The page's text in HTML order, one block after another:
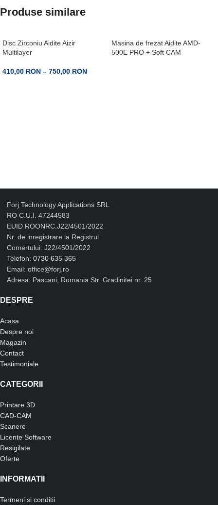
Produse similare
Disc Zirconiu Aidite Aizir
Multilayer
410,00 RON – 750,00 RON
Masina de frezat Aidite AMD-
500E PRO + Soft CAM
Forj Technology Applications SRL
RO C.U.I. 47244583
EUID ROONRC.J22/4501/2022
Nr. de inregistrare la Registrul
Comertului: J22/4501/2022
Telefon: 0730 635 365
Email: office@forj.ro
Adresa: Pascani, Romania Str. Gradinitei nr. 25
DESPRE
Acasa
Despre noi
Magazin
Contact
Testimoniale
CATEGORII
Printare 3D
CAD-CAM
Scanere
Licente Software
Resigilate
Oferte
INFORMATII
Termeni si conditii